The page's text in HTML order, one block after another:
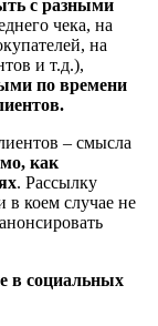
с разными
чека, на
на
и т.д.),
по времени
– смысла
как
. Рассылку
в коем случае не
в социальных